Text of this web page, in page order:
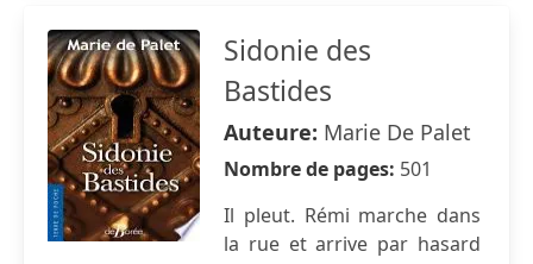
Sidonie des
Bastides
Auteure: Marie De Palet
Nombre de pages: 501
Il pleut. Rémi marche dans
la rue et arrive par hasard